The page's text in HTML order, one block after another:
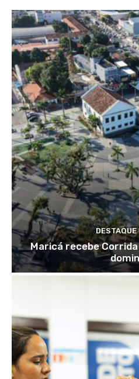
DESTAQUE
Maricá recebe